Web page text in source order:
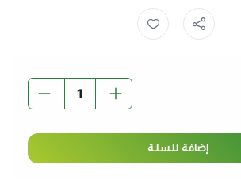
المميزات:
علوية ناعمة ولطيفة على البشرة.
بلل تساعد في تحديد وقت التغيير.
الحركة.
مثالية للاستخدام اليومي.
إضافة للسلة